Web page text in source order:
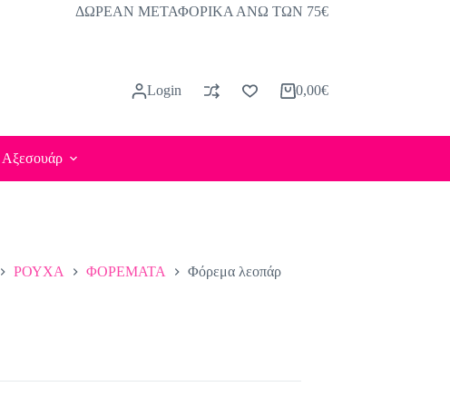
ΔΩΡΕΑΝ ΜΕΤΑΦΟΡΙΚΑ ΑΝΩ ΤΩΝ 75€
Login
Καλάθι
0,00€
Αξεσουάρ
ΡΟΥΧΑ ΦΟΡΕΜΑΤΑ Φόρεμα λεοπάρ